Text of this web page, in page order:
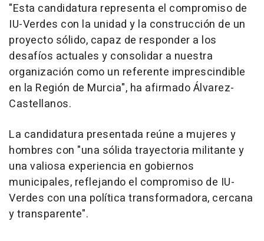
"Esta candidatura representa el compromiso de
IU-Verdes con la unidad y la construcción de un
proyecto sólido, capaz de responder a los
desafíos actuales y consolidar a nuestra
organización como un referente imprescindible
en la Región de Murcia", ha afirmado Álvarez-
Castellanos.
La candidatura presentada reúne a mujeres y
hombres con "una sólida trayectoria militante y
una valiosa experiencia en gobiernos
municipales, reflejando el compromiso de IU-
Verdes con una política transformadora, cercana
y transparente".